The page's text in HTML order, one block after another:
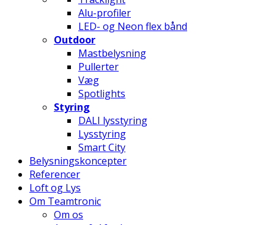
Alu-profiler
LED- og Neon flex bånd
Outdoor
Mastbelysning
Pullerter
Væg
Spotlights
Styring
DALI lysstyring
Lysstyring
Smart City
Belysningskoncepter
Referencer
Loft og Lys
Om Teamtronic
Om os